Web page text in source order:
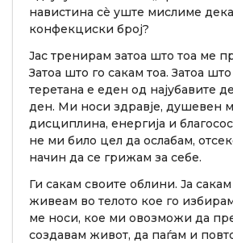
навистина сè уште мислиме
конфекциски број?
Јас тренирам затоа што тоа ме
Затоа што го сакам тоа. Затоа
теретана е еден од најубавите
ден. Ми носи здравје, душевен
дисциплина, енергија и
не ми било цел да ослабам,
начин да се грижам за себе.
Ги сакам своите облини. Ја
живеам во телото кое го
ме носи, кое ми овозможи да
создавам живот, да паѓам и